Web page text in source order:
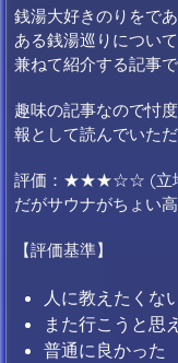
銭湯大好きのりをで
ある銭湯巡りについ
兼ねて紹介する記事で
趣味の記事なので忖
報として読んでいただ
評価：★★★☆☆ (立地
だがサウナがちょい
【評価基準】
人に教えた
また行こうと
普通に良か